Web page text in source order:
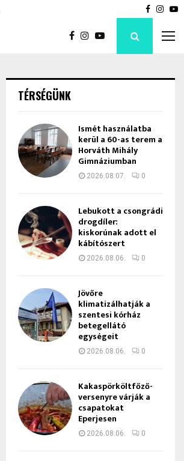
Bod
TÉRSÉGÜNK
Ismét használatba
kerül a 60-as terem a
Horváth Mihály
Gimnáziumban
2026.08.07. 0
Lebukott a csongrádi
drogdíler:
kiskorúnak adott el
kábítószert
2026.08.06. 0
Jövőre
klimatizálhatják a
szentesi kórház
betegellátó
egységeit
2026.08.06. 0
Kakaspörköltfőző-
versenyre várják a
csapatokat
Eperjesen
2026.08.06. 0